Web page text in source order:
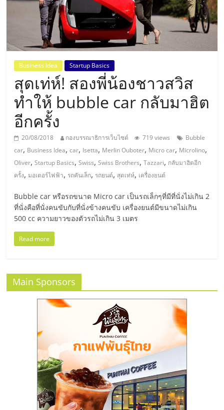
ThaiSMEsCenter,
รวม
ธุรกิจ
เอ
ส
เอ็
มอี
ไทย,
SMEs,
แฟ
รน
ไชส์,
ปรึกษา
แฟ
Business Idea Startup Basics
สุดเท่ห์! สองพี่น้องชาวสวิส
ทำให้ bubble car กลับมาฮิต
อีกครั้ง
20/08/2018 กองบรรณาธิการเว็บไซต์ 719 views
Bubble
car, Business Idea,car, Isetta, Merlin Ouboter, Micro car, Microlino,
Oliver,Startup Basics,Swiss,Swiss Brothers,Tazzari, กลับมาฮิตอีก
ครั้ง,มอเตอร์ไฟฟ้า, รถคันเล็ก, รถยนต์, สุดเท่ห์, เครื่องยนต์
Bubble car หรือรถขนาด Micro car เป็นรถเล็กๆที่มีที่นั่งไม่เกิน 2
ที่นั่งคือที่นั่งคนขับกับที่นั่งข้างคนขับ เครื่องยนต์มีขนาดไม่เกิน
500 cc ความยาวของตัวรถไม่เกิน 3 เมตร
Read more
Main Sponsors